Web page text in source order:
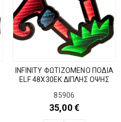
INFINITY ΦΩΤΙΖΟΜΕΝΟ ΠΟΔΙΑ
ELF 48Χ30ΕΚ ΔΙΠΛΗΣ ΟΨΗΣ
85906
35,00€